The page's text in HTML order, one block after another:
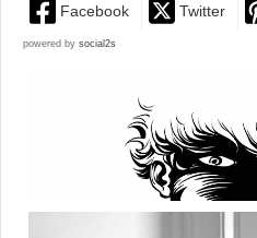
Facebook Twitter
powered by social2s